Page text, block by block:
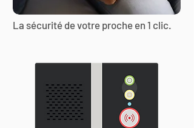
La sécurité de votre proche en 1 clic.